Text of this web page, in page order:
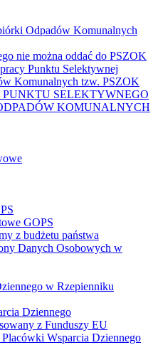
Odpadów Komunalnych
nie można oddać do PSZOK
Punktu Selektywnej
Komunalnych tzw. PSZOK
SELEKTYWNEGO
KOMUNALNYCH
GOPS
z budżetu państwa
Danych Osobowych w
w Rzepienniku
Dziennego
z Funduszy EU
Placówki Wsparcia Dziennego